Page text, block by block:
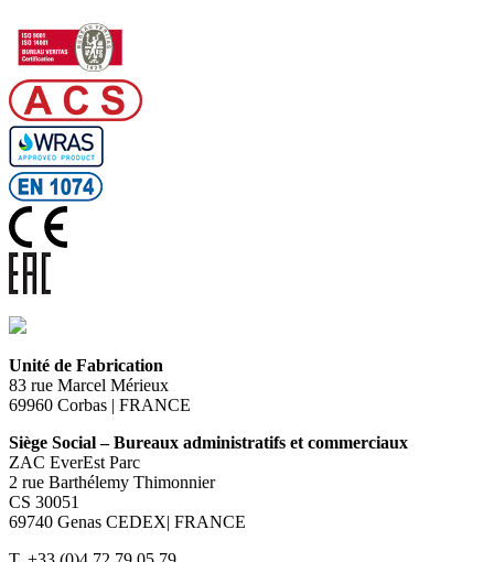
Unité de Fabrication
83 rue Marcel Mérieux
69960 Corbas | FRANCE
Siège Social – Bureaux administratifs et commerciaux
ZAC EverEst Parc
2 rue Barthélemy Thimonnier
CS 30051
69740 Genas CEDEX| FRANCE